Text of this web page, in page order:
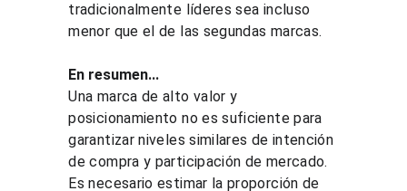
tradicionalmente líderes sea incluso
menor que el de las segundas marcas.
En resumen...
Una marca de alto valor y
posicionamiento no es suficiente para
garantizar niveles similares de intención
de compra y participación de mercado.
Es necesario estimar la proporción de